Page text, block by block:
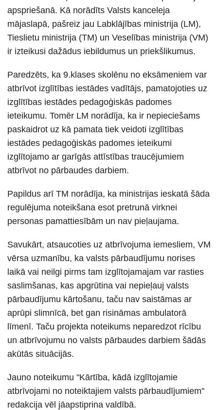
apspriešanā. Kā norādīts Valsts kanceleja
mājaslapā, pašreiz jau Labklājības ministrija (LM),
Tieslietu ministrija (TM) un Veselības ministrija (VM)
ir izteikusi dažādus iebildumus un priekšlikumus.
Paredzēts, ka 9.klases skolēnu no eksāmeniem var
atbrīvot izglītības iestādes vadītājs, pamatojoties uz
izglītības iestādes pedagoģiskās padomes
ieteikumu. Tomēr LM norādīja, ka ir nepieciešams
paskaidrot uz kā pamata tiek veidoti izglītības
iestādes pedagoģiskās padomes ieteikumi
izglītojamo ar garīgās attīstības traucējumiem
atbrīvot no pārbaudes darbiem.
Papildus arī TM norādīja, ka ministrijas ieskatā šāda
regulējuma noteikšana esot pretrunā virknei
personas pamattiesībām un nav pieļaujama.
Savukārt, atsaucoties uz atbrīvojuma iemesliem, VM
vērsa uzmanību, ka valsts pārbaudījumu norises
laikā vai neilgi pirms tam izglītojamajam var rasties
saslimšanas, kas apgrūtina vai nepieļauj valsts
pārbaudījumu kārtošanu, taču nav saistāmas ar
aprūpi slimnīcā, bet gan risināmas ambulatorā
līmenī. Taču projekta noteikums neparedzot rīcību
un atbrīvojumu no valsts pārbaudes darbiem šādās
akūtās situācijās.
Jauno noteikumu "Kārtība, kādā izglītojamie
atbrīvojami no noteiktajiem valsts pārbaudījumiem"
redakcija vēl jāapstiprina valdībā.